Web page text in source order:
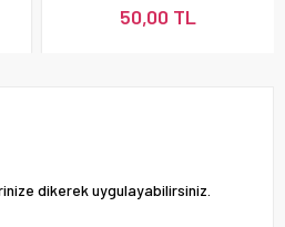
50,00 TL
dikerek uygulayabilirsiniz.